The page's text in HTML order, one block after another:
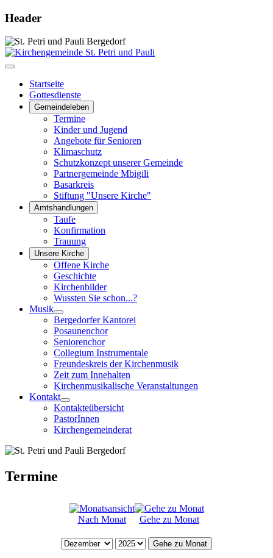
Header
Startseite
Gottesdienste
Gemeindeleben
Termine
Kinder und Jugend
Angebote für Senioren
Klimaschutz
Schutzkonzept unserer Gemeinde
Partnergemeinde Mbigili
Basarkreis
Stiftung "Unsere Kirche"
Amtshandlungen
Taufe
Konfirmation
Trauung
Unsere Kirche
Offene Kirche
Geschichte
Kirchenbilder
Wussten Sie schon...?
Musik
Bergedorfer Kantorei
Posaunenchor
Seniorenchor
Collegium Instrumentale
Freundeskreis der Kirchenmusik
Zeit zum Innehalten
Kirchenmusikalische Veranstaltungen
Kontakt
Kontakteübersicht
PastorInnen
Kirchengemeinderat
Termine
Nach Monat Gehe zu Monat
Gehe zu Monat